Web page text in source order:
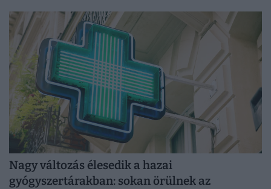
Nagy változás élesedik a hazai
gyógyszertárakban: sokan örülnek az